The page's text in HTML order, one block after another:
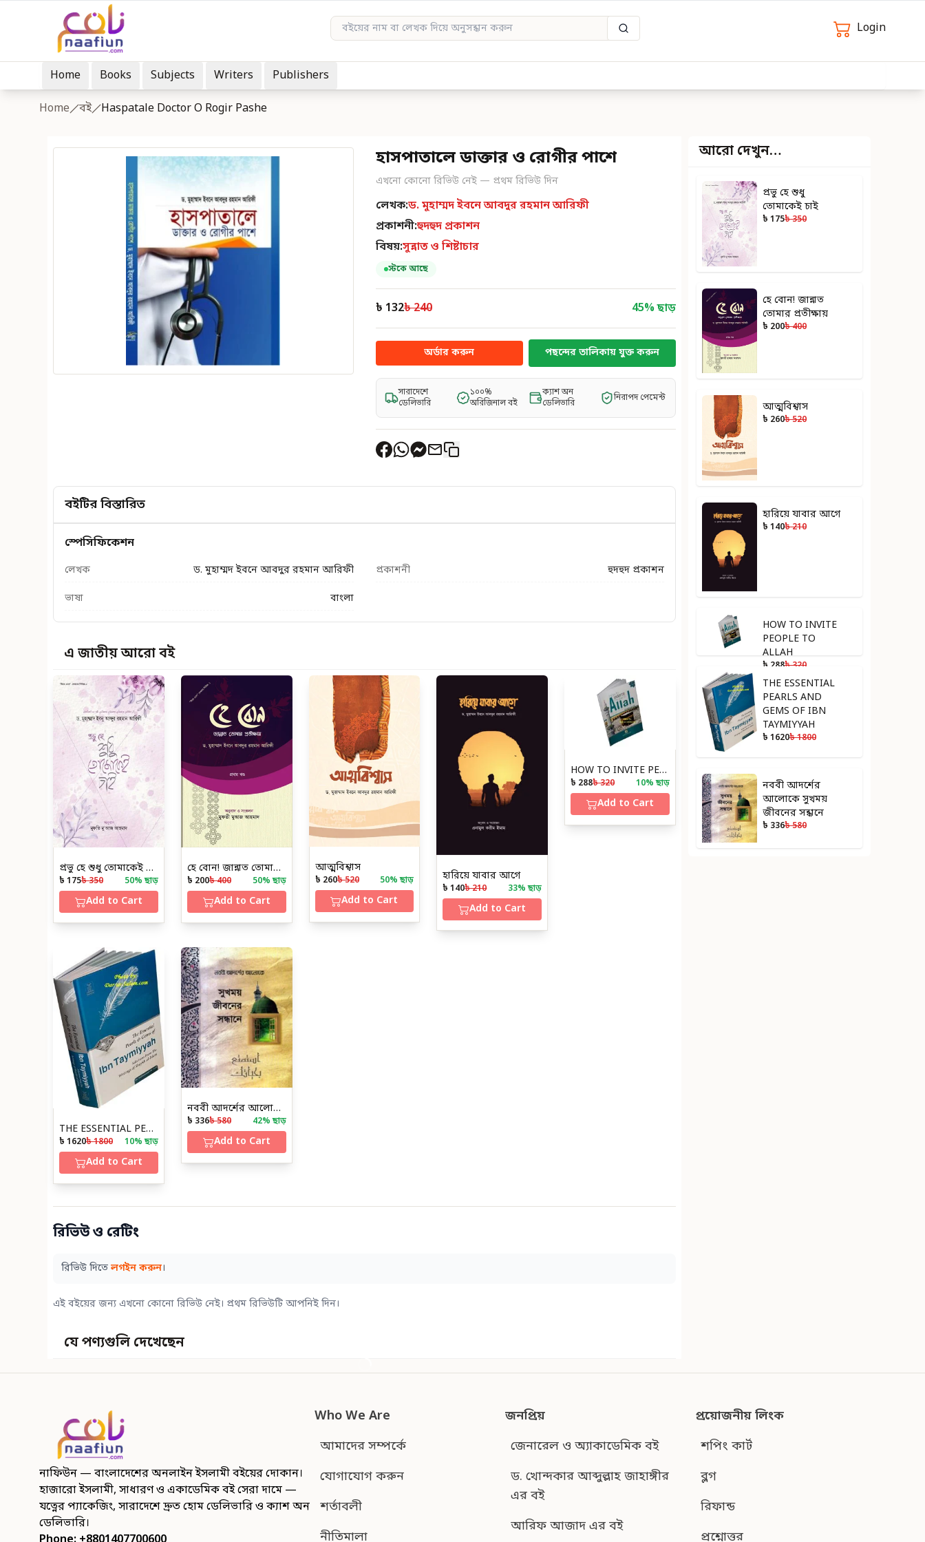
Login
Home Books Subjects Writers Publishers
Home বই Haspatale Doctor O Rogir Pashe
হাসপাতালে ডাক্তার ও রোগীর পাশে
এখনো কোনো রিভিউ নেই — প্রথম রিভিউ দিন
লেখক:ড. মুহাম্মদ ইবনে আবদুর রহমান আরিফী
প্রকাশনী:হুদহুদ প্রকাশন
বিষয়:সুন্নাত ও শিষ্টাচার
স্টকে আছে
৳ 132৳ 240 45% ছাড়
অর্ডার করুন পছন্দের তালিকায় যুক্ত করুন
সারাদেশে
ডেলিভারি
১০০%
অরিজিনাল বই
ক্যাশ অন
ডেলিভারি
নিরাপদ পেমেন্ট
বইটির বিস্তারিত
স্পেসিফিকেশন
লেখক ড. মুহাম্মদ ইবনে আবদুর রহমান আরিফী প্রকাশনী হুদহুদ প্রকাশন
ভাষা বাংলা
এ জাতীয় আরো বই
প্রভু হে শুধু তোমাকেই চাই
৳ 175৳ 350 50% ছাড়
Add to Cart
হে বোন! জান্নাত তোমার প্রতীক্ষায়
৳ 200৳ 400 50% ছাড়
Add to Cart
আত্মবিশ্বাস
৳ 260৳ 520 50% ছাড়
Add to Cart
হারিয়ে যাবার আগে
৳ 140৳ 210 33% ছাড়
Add to Cart
HOW TO INVITE PEOPLE TO ALLAH
৳ 288৳ 320 10% ছাড়
Add to Cart
THE ESSENTIAL PEARLS AND GEMS OF IBN TAYMIYYAH
৳ 1620৳ 1800 10% ছাড়
Add to Cart
নববী আদর্শের আলোকে সুখময় জীবনের সন্ধানে
৳ 336৳ 580 42% ছাড়
Add to Cart
রিভিউ ও রেটিং
রিভিউ দিতে লগইন করুন।
এই বইয়ের জন্য এখনো কোনো রিভিউ নেই। প্রথম রিভিউটি আপনিই দিন।
যে পণ্যগুলি দেখেছেন
আরো দেখুন…
প্রভু হে শুধু
তোমাকেই চাই
৳ 175৳ 350
হে বোন! জান্নাত
তোমার প্রতীক্ষায়
৳ 200৳ 400
আত্মবিশ্বাস
৳ 260৳ 520
হারিয়ে যাবার আগে
৳ 140৳ 210
HOW TO INVITE
PEOPLE TO
ALLAH
৳ 288৳ 320
THE ESSENTIAL
PEARLS AND
GEMS OF IBN
TAYMIYYAH
৳ 1620৳ 1800
নববী আদর্শের
আলোকে সুখময়
জীবনের সন্ধানে
৳ 336৳ 580
নাফিউন — বাংলাদেশের অনলাইন ইসলামী বইয়ের দোকান।
হাজারো ইসলামী, সাধারণ ও একাডেমিক বই সেরা দামে —
যত্নের প্যাকেজিং, সারাদেশে দ্রুত হোম ডেলিভারি ও ক্যাশ অন
ডেলিভারি।
Who We Are
আমাদের সম্পর্কে
যোগাযোগ করুন
শর্তাবলী
নীতিমালা
জনপ্রিয়
জেনারেল ও অ্যাকাডেমিক বই
ড. খোন্দকার আব্দুল্লাহ জাহাঙ্গীর
এর বই
আরিফ আজাদ এর বই
প্রয়োজনীয় লিংক
শপিং কার্ট
ব্লগ
রিফান্ড
প্রশ্নোত্তর